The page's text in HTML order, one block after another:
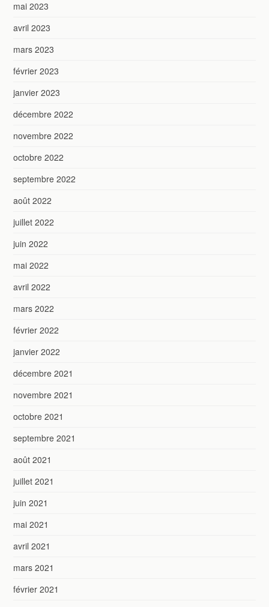
mai 2023
avril 2023
mars 2023
février 2023
janvier 2023
décembre 2022
novembre 2022
octobre 2022
septembre 2022
août 2022
juillet 2022
juin 2022
mai 2022
avril 2022
mars 2022
février 2022
janvier 2022
décembre 2021
novembre 2021
octobre 2021
septembre 2021
août 2021
juillet 2021
juin 2021
mai 2021
avril 2021
mars 2021
février 2021